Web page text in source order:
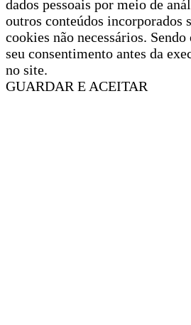
dados pessoais por meio de
outros conteúdos incorporados
cookies não necessários.
seu consentimento antes da
no site.
GUARDAR E ACEITAR